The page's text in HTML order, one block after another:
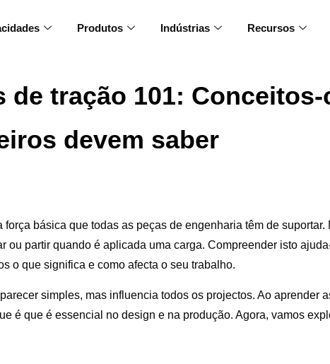
Produtos Indústrias Recursos
de tração 101:
devem saber
força básica que todas as peças de engenharia têm de suportar.
ou partir quando é aplicada uma carga. Compreender isto
o que significa e como afecta o seu trabalho.
simples, mas influencia todos os projectos. Ao aprender
é que é essencial no design e na produção. Agora, vamos